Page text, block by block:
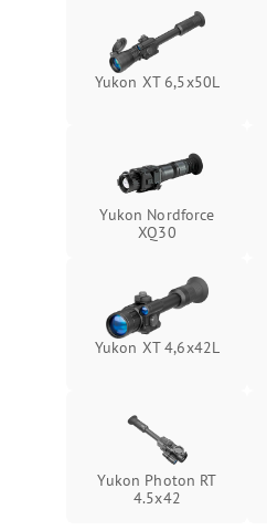
Yukon XT 6,5x50L
Yukon Nordforce
XQ30
Yukon XT 4,6x42L
Yukon Photon RT
4.5x42